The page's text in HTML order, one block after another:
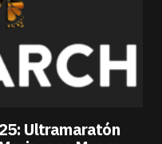
Ultramaratón